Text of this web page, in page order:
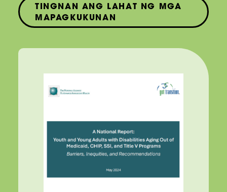
TINGNAN ANG LAHAT NG MGA
MAPAGKUKUNAN